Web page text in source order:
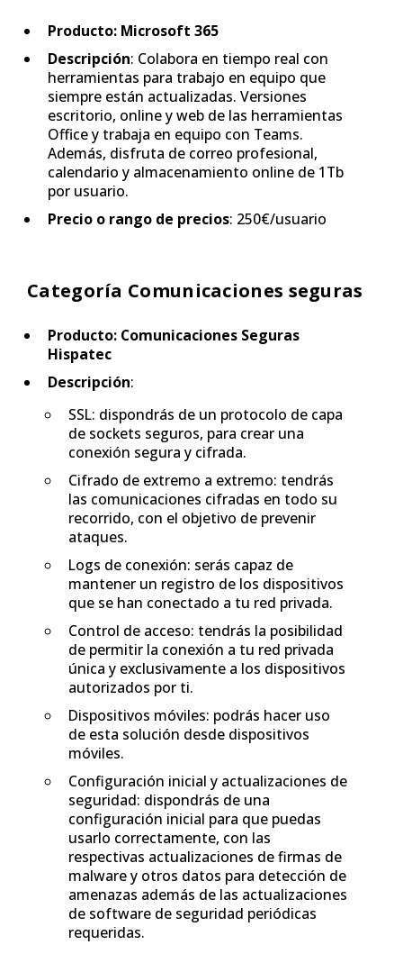
Producto: Microsoft 365
Descripción: Colabora en tiempo real con
herramientas para trabajo en equipo que
siempre están actualizadas. Versiones
escritorio, online y web de las herramientas
Office y trabaja en equipo con Teams.
Además, disfruta de correo profesional,
calendario y almacenamiento online de 1Tb
por usuario.
Precio o rango de precios: 250€/usuario
Categoría Comunicaciones seguras
Producto: Comunicaciones Seguras
Hispatec
Descripción:
SSL: dispondrás de un protocolo de capa
de sockets seguros, para crear una
conexión segura y cifrada.
Cifrado de extremo a extremo: tendrás
las comunicaciones cifradas en todo su
recorrido, con el objetivo de prevenir
ataques.
Logs de conexión: serás capaz de
mantener un registro de los dispositivos
que se han conectado a tu red privada.
Control de acceso: tendrás la posibilidad
de permitir la conexión a tu red privada
única y exclusivamente a los dispositivos
autorizados por ti.
Dispositivos móviles: podrás hacer uso
de esta solución desde dispositivos
móviles.
Configuración inicial y actualizaciones de
seguridad: dispondrás de una
configuración inicial para que puedas
usarlo correctamente, con las
respectivas actualizaciones de firmas de
malware y otros datos para detección de
amenazas además de las actualizaciones
de software de seguridad periódicas
requeridas.